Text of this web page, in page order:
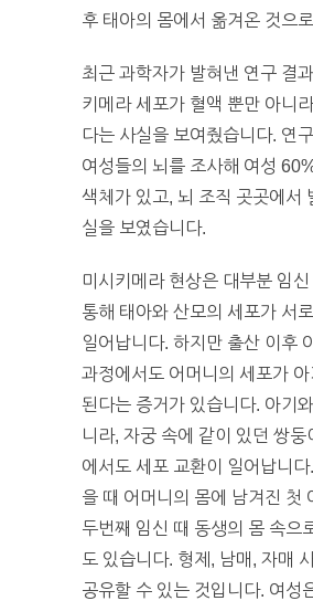
후 태아의 몸에서 옮겨온 것으
최근 과학자가 발혀낸 연구 결
키메라 세포가 혈액 뿐만 아니
다는 사실을 보여줬습니다. 연
여성들의 뇌를 조사해 여성
색체가 있고, 뇌 조직 곳곳에서
실을 보였습니다.
미시키메라 현상은 대부분 임
통해 태아와 산모의 세포가 서
일어납니다. 하지만 출산 이후
과정에서도 어머니의 세포가
된다는 증거가 있습니다. 아기
니라, 자궁 속에 같이 있던 쌍둥
에서도 세포 교환이 일어납니
을 때 어머니의 몸에 남겨진 첫
두번째 임신 때 동생의 몸 속으
도 있습니다. 형제, 남매, 자매
공유할 수 있는 것입니다. 여성